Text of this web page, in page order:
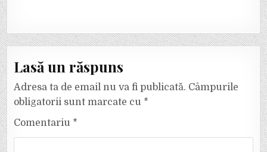
Lasă un răspuns
Adresa ta de email nu va fi publicată. Câmpurile
obligatorii sunt marcate cu *
Comentariu *